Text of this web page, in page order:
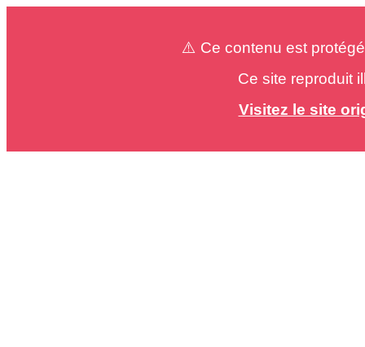
⚠️ Ce contenu est
Ce site reproduit
Visitez le site